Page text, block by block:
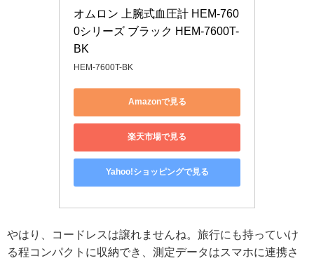
オムロン 上腕式血圧計 HEM-760
0シリーズ ブラック HEM-7600T-
BK
HEM-7600T-BK
Amazonで見る
楽天市場で見る
Yahoo!ショッピングで見る
やはり、コードレスは譲れませんね。旅行にも持っていけ
る程コンパクトに収納でき、測定データはスマホに連携さ